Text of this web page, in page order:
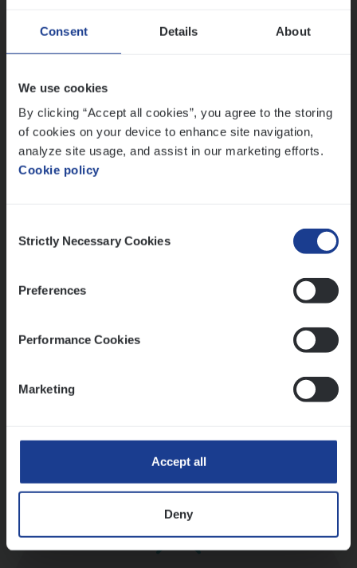
Consent Details About
We use cookies
By clicking “Accept all cookies”, you agree to the storing
of cookies on your device to enhance site navigation,
analyze site usage, and assist in our marketing efforts.
Cookie policy
Selection
Strictly Necessary Cookies
Preferences
Performance Cookies
Marketing
Accept all
Deny
Dos­sier­be­heer­der Gewaar­borgd Inkomen
Insurance Operations
Antwerpen
versterken
Thalia zoekt graag oplossingen, in games én op het
Ons sollicitatieproces